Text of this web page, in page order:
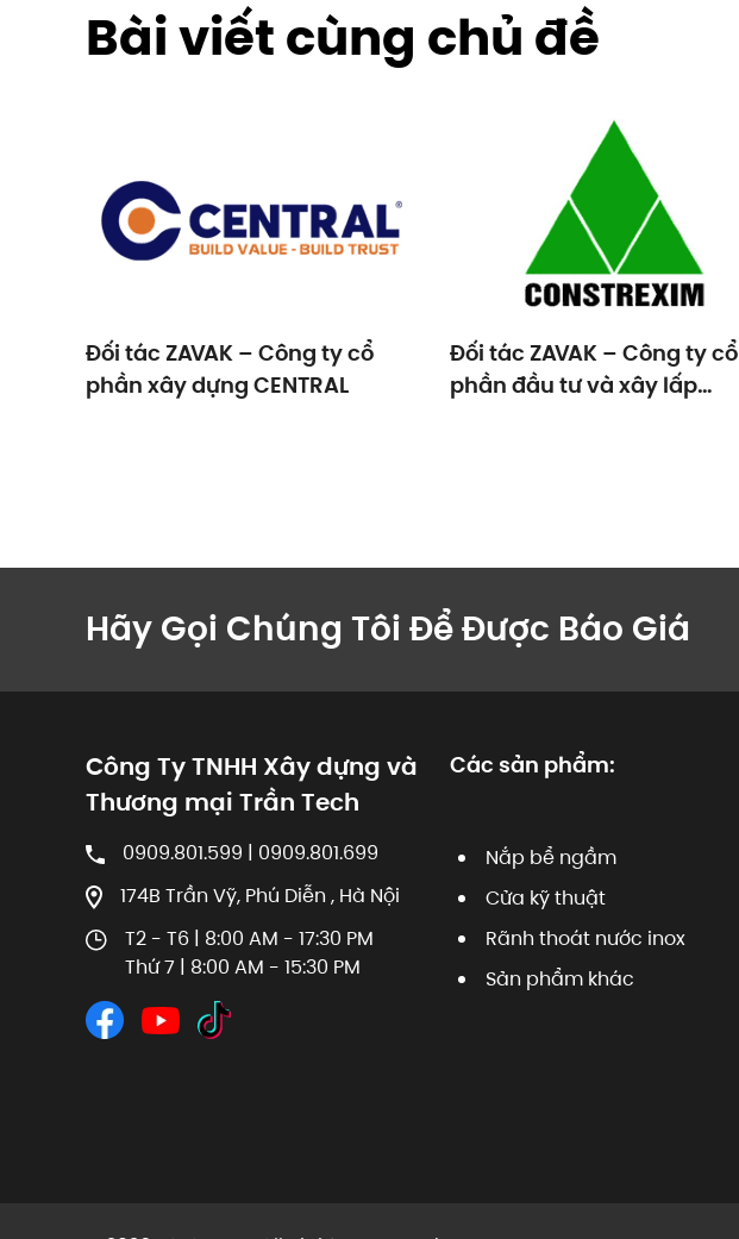
Bài viết cùng chủ đề
Đối tác ZAVAK – Công ty cổ
phần xây dựng CENTRAL
Đối tác ZAVAK – Công ty cổ
phần đầu tư và xây lấp
Hãy Gọi Chúng Tôi Để Được Báo Giá
Công Ty TNHH Xây dựng và
Thương mại Trần Tech
0909.801.599 | 0909.801.699
174B Trần Vỹ, Phú Diễn , Hà Nội
T2 - T6 | 8:00 AM - 17:30 PM
Thứ 7 | 8:00 AM - 15:30 PM
Các sản phẩm:
Nắp bể ngầm
Cửa kỹ thuật
Rãnh thoát nước inox
Sản phẩm khác